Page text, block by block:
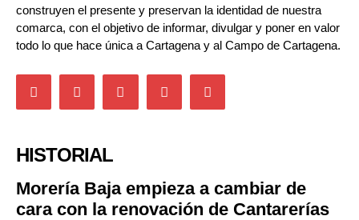
construyen el presente y preservan la identidad de nuestra
comarca, con el objetivo de informar, divulgar y poner en valor
todo lo que hace única a Cartagena y al Campo de Cartagena.
HISTORIAL
Morería Baja empieza a cambiar de
cara con la renovación de Cantarerías